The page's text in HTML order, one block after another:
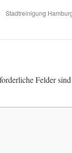
Stadtreinigung
Felder